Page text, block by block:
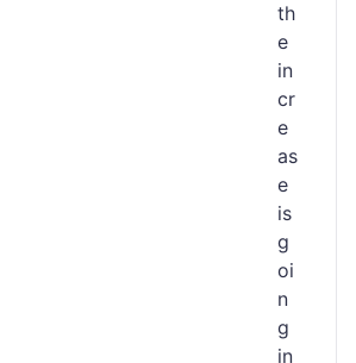
th
e
in
cr
e
as
e
is
g
oi
n
g
in